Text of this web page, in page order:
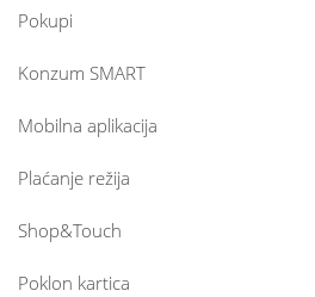
Pokupi
Konzum SMART
Mobilna aplikacija
Plaćanje režija
Shop&Touch
Poklon kartica